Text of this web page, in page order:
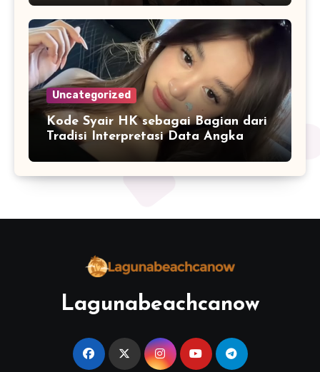
Uncategorized
Kode Syair HK sebagai Bagian dari
Tradisi Interpretasi Data Angka
Lagunabeachcanow